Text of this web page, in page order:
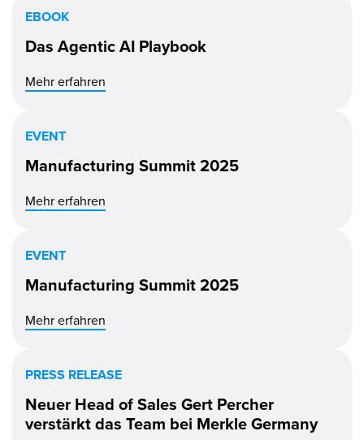
EBOOK
Das Agentic AI Playbook
Mehr erfahren
EVENT
Manufacturing Summit 2025
Mehr erfahren
EVENT
Manufacturing Summit 2025
Mehr erfahren
PRESS RELEASE
Neuer Head of Sales Gert Percher
verstärkt das Team bei Merkle Germany